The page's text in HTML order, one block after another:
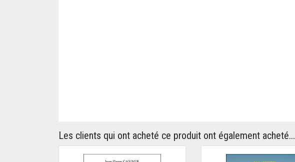
Les clients qui ont acheté ce produit ont également acheté...